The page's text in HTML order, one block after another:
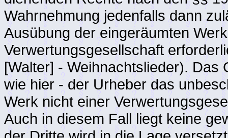
Wahrnehmung jedenfalls dann
Ausübung der eingeräumten
Verwertungsgesellschaft
[Walter] - Weihnachtslieder).
wie hier - der Urheber das
Werk nicht einer
Auch in diesem Fall liegt keine